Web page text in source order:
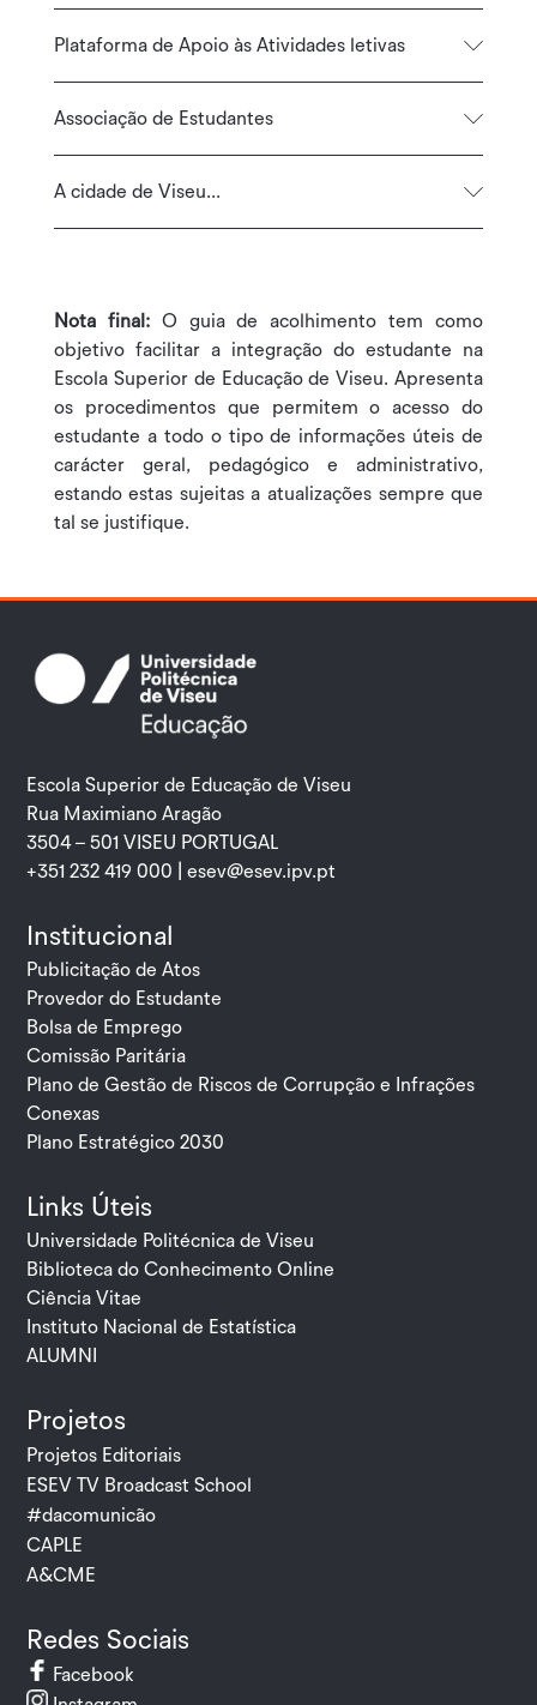
Plataforma de Apoio às Atividades letivas
Associação de Estudantes
A cidade de Viseu...
Nota final: O guia de acolhimento tem como
objetivo facilitar a integração do estudante na
Escola Superior de Educação de Viseu. Apresenta
os procedimentos que permitem o acesso do
estudante a todo o tipo de informações úteis de
carácter geral, pedagógico e administrativo,
estando estas sujeitas a atualizações sempre que
tal se justifique.
Escola Superior de Educação de Viseu
Rua Maximiano Aragão
3504 – 501 VISEU PORTUGAL
+351 232 419 000 |esev@esev.ipv.pt
Institucional
Publicitação de Atos
Provedor do Estudante
Bolsa de Emprego
Comissão Paritária
Plano de Gestão de Riscos de Corrupção e Infrações
Conexas
Plano Estratégico 2030
Links Úteis
Universidade Politécnica de Viseu
Biblioteca do Conhecimento Online
Ciência Vitae
Instituto Nacional de Estatística
ALUMNI
Projetos
Projetos Editoriais
ESEV TV Broadcast School
#dacomunicão
CAPLE
A&CME
Redes Sociais
Facebook